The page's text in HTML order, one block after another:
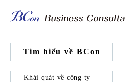
Tim hiểu về BCon
Khái quát về công ty